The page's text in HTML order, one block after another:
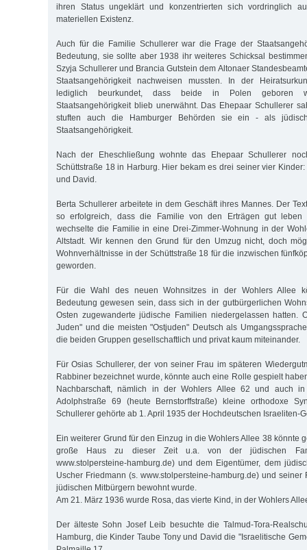
ihren Status ungeklärt und konzentrierten sich vordringlich
materiellen Existenz.
Auch für die Familie Schullerer war die Frage der
Bedeutung, sie sollte aber 1938 ihr weiteres Schicksal
Szyja Schullerer und Brancia Gutstein dem Altonaer
Staatsangehörigkeit nachweisen mussten. In der
lediglich beurkundet, dass beide in Polen geboren
Staatsangehörigkeit blieb unerwähnt. Das Ehepaar Schullerer
stuften auch die Hamburger Behörden sie ein - als
Staatsangehörigkeit.
Nach der Eheschließung wohnte das Ehepaar Schullerer
Schüttstraße 18 in Harburg. Hier bekam es drei seiner vier Kinder:
und David.
Berta Schullerer arbeitete in dem Geschäft ihres Mannes. Der
so erfolgreich, dass die Familie von den Erträgen gut leben
wechselte die Familie in eine Drei-Zimmer-Wohnung in der
Altstadt. Wir kennen den Grund für den Umzug nicht, doch
Wohnverhältnisse in der Schüttstraße 18 für die inzwischen
geworden.
Für die Wahl des neuen Wohnsitzes in der Wohlers Allee
Bedeutung gewesen sein, dass sich in der gutbürgerlichen
Osten zugewanderte jüdische Familien niedergelassen hatten.
Juden" und die meisten "Ostjuden" Deutsch als
die beiden Gruppen gesellschaftlich und privat kaum miteinander.
Für Osias Schullerer, der von seiner Frau im späteren
Rabbiner bezeichnet wurde, könnte auch eine Rolle gespielt
Nachbarschaft, nämlich in der Wohlers Allee 62 und auch
Adolphstraße 69 (heute Bernstorffstraße) kleine orthodoxe
Schullerer gehörte ab 1. April 1935 der Hochdeutschen Israeliten-
Ein weiterer Grund für den Einzug in die Wohlers Allee 38 könnte
große Haus zu dieser Zeit u.a. von der jüdischen
www.stolpersteine-hamburg.de) und dem Eigentümer, dem
Uscher Friedmann (s. www.stolpersteine-hamburg.de) und seiner
jüdischen Mitbürgern bewohnt wurde.
Am 21. März 1936 wurde Rosa, das vierte Kind, in der Wohlers
Der älteste Sohn Josef Leib besuchte die Talmud-Tora-
Hamburg, die Kinder Taube Tony und David die "Israelitische